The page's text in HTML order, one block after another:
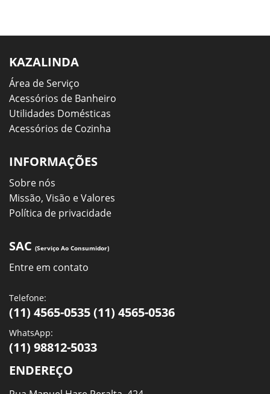
KAZALINDA
Área de Serviço
Acessórios de Banheiro
Utilidades Domésticas
Acessórios de Cozinha
INFORMAÇÕES
Sobre nós
Missão, Visão e Valores
Política de privacidade
SAC (Serviço Ao Consumidor)
Entre em contato
Telefone:
(11) 4565-0535 (11) 4565-0536
WhatsApp:
(11) 98812-5033
ENDEREÇO